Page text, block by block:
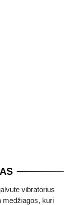
vibratorius
medžiagos, kuri